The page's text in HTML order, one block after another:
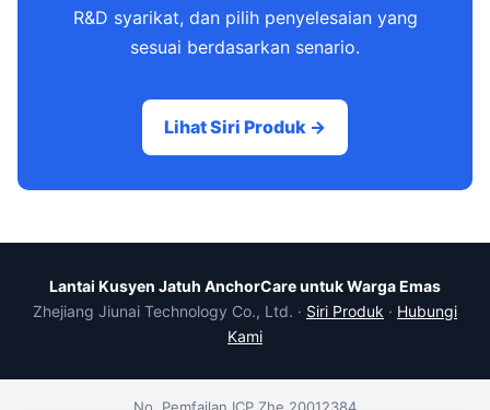
R&D syarikat, dan pilih penyelesaian yang
sesuai berdasarkan senario.
Lihat Siri Produk →
Lantai Kusyen Jatuh AnchorCare untuk Warga Emas
Zhejiang Jiunai Technology Co., Ltd. · Siri Produk · Hubungi
Kami